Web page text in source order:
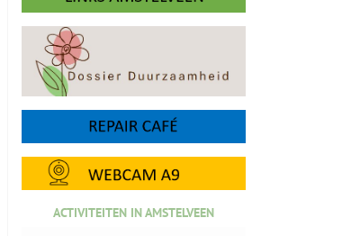
ACTIVITEITEN IN AMSTELVEEN